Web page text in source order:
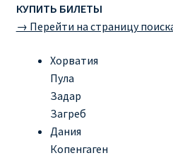
КУПИТЬ БИЛЕТЫ
→ Перейти на страницу
Хорватия
Пула
Задар
Загреб
Дания
Копенгаген